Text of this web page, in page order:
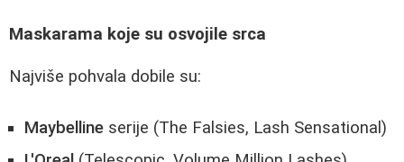
Maskarama koje su osvojile srca
Najviše pohvala dobile su:
Maybelline serije (The Falsies, Lash Sensational)